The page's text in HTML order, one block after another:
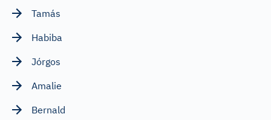
Tamás
Habiba
Jórgos
Amalie
Bernald